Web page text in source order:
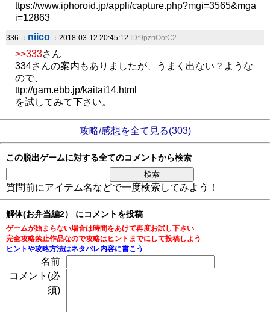
ttps://www.iphoroid.jp/appli/capture.php?mgi=3565&mga
i=12863
336 ： niico ：2018-03-12 20:45:12 ID:9pzriOotC2
>>333さん
334さんの案内もありましたが、うまく出ない？ような
ので、
ttp://gam.ebb.jp/kaitai14.html
を試してみて下さい。
攻略/感想を全て見る(303)
この脱出ゲームに対する全てのコメントから検索
質問前にアイテム名などで一度検索してみよう！
解体(お弁当編2） にコメントを投稿
ゲームが始まらない場合は時間をあけて再度お試し下さい
完全攻略禁止作品なので攻略はヒントまでにして投稿しよう
ヒントや攻略方法はネタバレ内容に書こう
名前
コメント(必
須)